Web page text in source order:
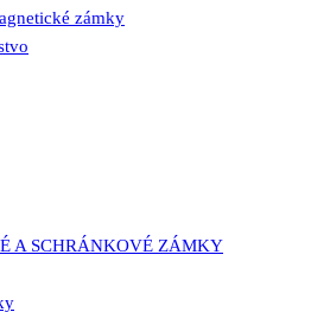
zámky
A SCHRÁNKOVÉ ZÁMKY